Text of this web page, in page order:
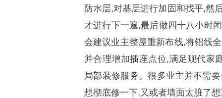
防水层,对基层进行加固和找平,然
才进行下一遍,最后做四十八小时
会建议业主整屋重新布线,将铝线
并合理增加插座点位,满足现代家
局部装修服务。很多业主并不需
想彻底修一下,又或者墙面太脏了